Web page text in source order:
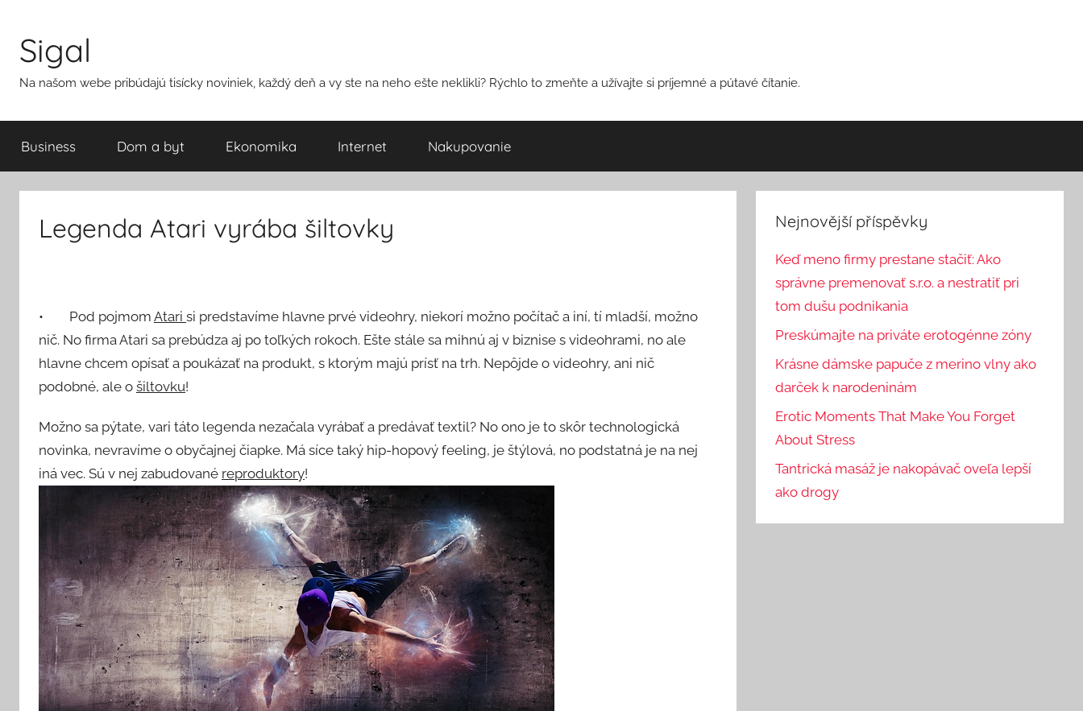
obsahuSigal
Na našom webe pribúdajú tisícky noviniek, každý deň a vy ste na neho ešte neklikli? Rýchlo to zmeňte a užívajte si príjemné a pútavé čítanie.
Business Dom a byt Ekonomika Internet Nakupovanie
Legenda Atari vyrába šiltovky
• Pod pojmom Atari si predstavíme hlavne prvé videohry, niekorí možno počítač a iní, tí mladší, možno
nič. No firma Atari sa prebúdza aj po toľkých rokoch. Ešte stále sa mihnú aj v biznise s videohrami, no ale
hlavne chcem opísať a poukázať na produkt, s ktorým majú prísť na trh. Nepôjde o videohry, ani nič
podobné, ale o šiltovku!
Možno sa pýtate, vari táto legenda nezačala vyrábať a predávať textil? No ono je to skôr technologická
novinka, nevravíme o obyčajnej čiapke. Má síce taký hip-hopový feeling, je štýlová, no podstatná je na nej
iná vec. Sú v nej zabudované reproduktory!
Nejnovější příspěvky
Keď meno firmy prestane stačiť: Ako
správne premenovať s.r.o. a nestratiť pri
tom dušu podnikania
Preskúmajte na priváte erotogénne zóny
Krásne dámske papuče z merino vlny ako
darček k narodeninám
Erotic Moments That Make You Forget
About Stress
Tantrická masáž je nakopávač oveľa lepší
ako drogy